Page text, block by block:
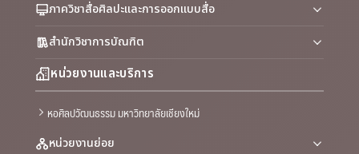
ภาควิชาสื่อศิลปะและการออกแบบสื่อ
สำนักวิชาการบัณฑิต
หน่วยงานและบริการ
หอศิลปวัฒนธรรม มหาวิทยาลัยเชียงใหม่
หน่วยงานย่อย